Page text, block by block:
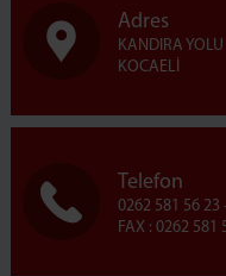
Adres
KANDIRA
KOCAELİ
Telefon
0262 581 56 23
FAX : 0262 581